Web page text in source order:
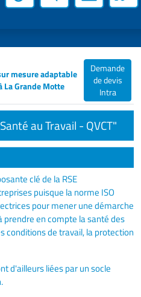
laFiche PDF
mesure adaptable
La Grande Motte
Demande
de devis
Intra
au Travail - QVCT"
clé de la RSE
puisque la norme ISO
pour mener une démarche
prendre en compte la santé des
conditions de travail, la protection
d'ailleurs liées par un socle